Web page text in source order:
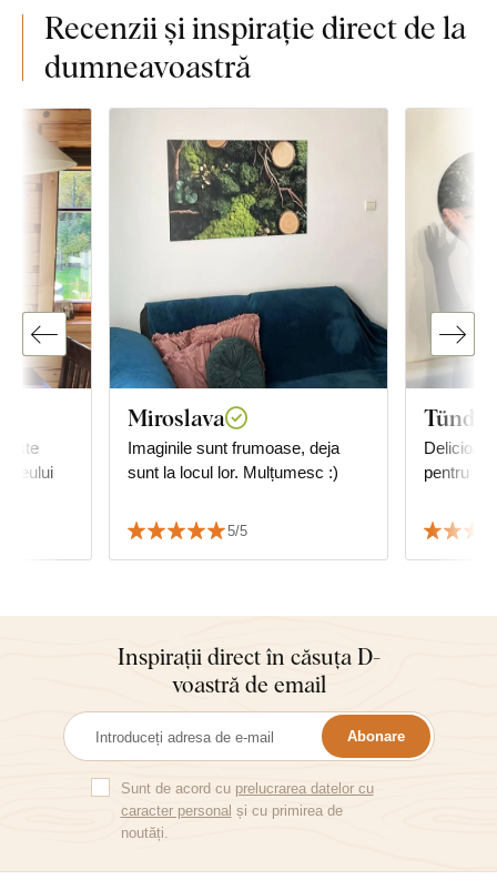
Recenzii și inspirație direct de la
dumneavoastră
este
leului
Miroslava
Imaginile sunt frumoase, deja
sunt la locul lor. Mulțumesc :)
5/5
Tünde
pentru
Inspirații direct în căsuța D-
voastră de email
Abonare
Sunt de acord cu prelucrarea datelor cu
caracter personal și cu primirea de
noutăți.